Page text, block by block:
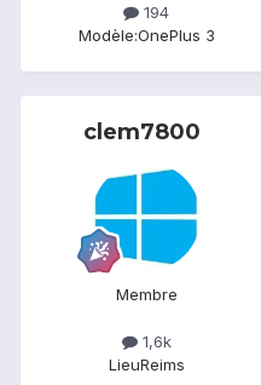
194
Modèle:OnePlus 3
clem7800
Membre
1,6k
LieuReims